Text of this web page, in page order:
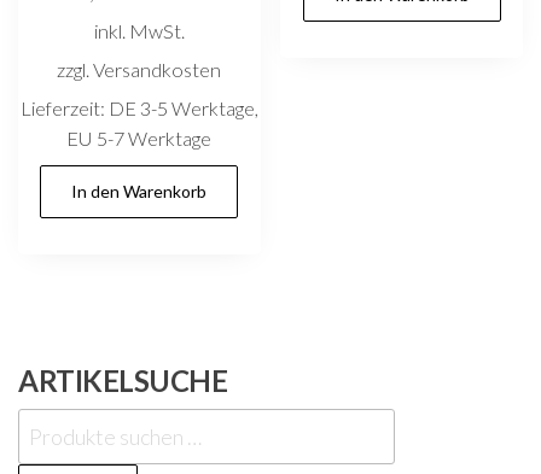
inkl. MwSt.
zzgl. Versandkosten
Lieferzeit: DE 3-5 Werktage,
EU 5-7 Werktage
In den Warenkorb
ARTIKELSUCHE
Suchen
nach: